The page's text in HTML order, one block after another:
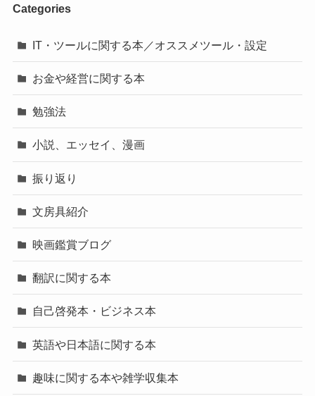
Categories
IT・ツールに関する本／オススメツール・設定
お金や経営に関する本
勉強法
小説、エッセイ、漫画
振り返り
文房具紹介
映画鑑賞ブログ
翻訳に関する本
自己啓発本・ビジネス本
英語や日本語に関する本
趣味に関する本や雑学収集本